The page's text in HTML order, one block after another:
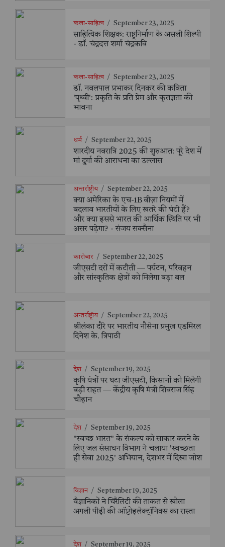
कला-साहित्य / September 23, 2025
साहित्यिक शिक्षक: राष्ट्रनिर्माण के असली शिल्पी
- डॉ. चंद्रदत्त शर्मा चंद्रकवि
कला-साहित्य / September 23, 2025
डॉ. नवलपाल प्रभाकर दिनकर की कविता
'पृथ्वी': प्रकृति के प्रति प्रेम और कृतज्ञता की
भावना
धर्म / September 22, 2025
शारदीय नवरात्रि 2025 की शुरुआत: पूरे देश में
मां दुर्गा की आराधना का उल्लास
अन्तर्राष्ट्रीय / September 22, 2025
क्या अमेरिका के एच-1B वीज़ा नियमों में
बदलाव भारतीयों के लिए खतरे की घंटी हैं?
और क्या इससे भारत की आर्थिक स्थिति पर भी
असर पड़ेगा? - संजय सक्सैना
कारोबार / September 22, 2025
जीएसटी दरों में कटौती — पर्यटन, परिवहन
और सांस्कृतिक क्षेत्रों को मिलेगा बड़ा बल
अन्तर्राष्ट्रीय / September 22, 2025
श्रीलंका दौरे पर भारतीय नौसेना प्रमुख एडमिरल
दिनेश के. त्रिपाठी
देश / September 19, 2025
कृषि यंत्रों पर घटा जीएसटी, किसानों को मिलेगी
बड़ी राहत — केंद्रीय कृषि मंत्री शिवराज सिंह
चौहान
देश / September 19, 2025
"स्वच्छ भारत" के संकल्प को साकार करने के
लिए जल संसाधन विभाग ने चलाया 'स्वच्छता
ही सेवा 2025' अभियान, देशभर में दिखा जोश
विज्ञान / September 19, 2025
वैज्ञानिकों ने चिरैलिटी की ताकत से खोला
अगली पीढ़ी की ऑप्टोइलेक्ट्रॉनिक्स का रास्ता
देश / September 19, 2025